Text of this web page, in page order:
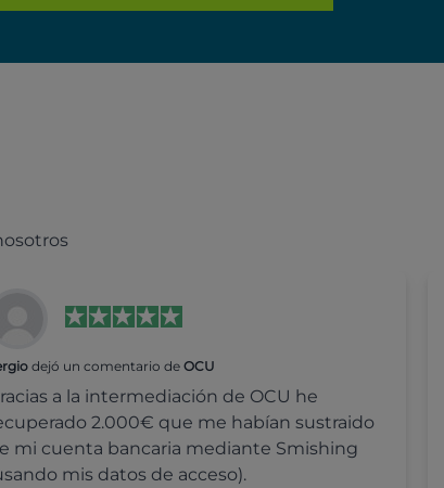
dejó un comentario de OCU
a la intermediación de OCU he
2.000€ que me habían sustraido
mi cuenta bancaria mediante Smishing
mis datos de acceso).